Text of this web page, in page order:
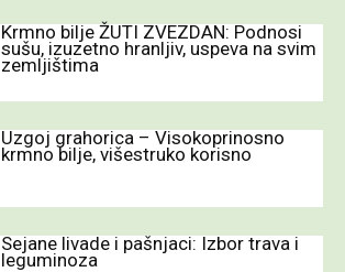
Krmno bilje ŽUTI ZVEZDAN: Podnosi
sušu, izuzetno hranljiv, uspeva na svim
zemljištima
Uzgoj grahorica – Visokoprinosno
krmno bilje, višestruko korisno
Sejane livade i pašnjaci: Izbor trava i
leguminoza